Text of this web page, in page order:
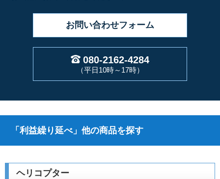
お問い合わせフォーム
080-2162-4284
（平日10時～17時）
「利益繰り延べ」他の商品を探す
ヘリコプター